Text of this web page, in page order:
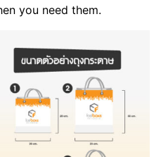
you need them.